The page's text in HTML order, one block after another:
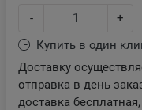
- +
Купить в один
Доставку
отправка в день
доставка